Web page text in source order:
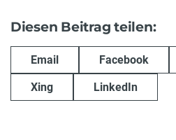
Diesen Beitrag teilen:
Email Facebook
Xing LinkedIn